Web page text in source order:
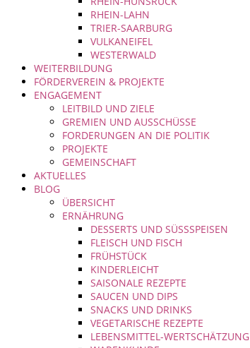
RHEIN-LAHN
TRIER-SAARBURG
VULKANEIFEL
WESTERWALD
WEITERBILDUNG
FÖRDERVEREIN & PROJEKTE
ENGAGEMENT
LEITBILD UND ZIELE
GREMIEN UND AUSSCHÜSSE
FORDERUNGEN AN DIE POLITIK
PROJEKTE
GEMEINSCHAFT
AKTUELLES
BLOG
ÜBERSICHT
ERNÄHRUNG
DESSERTS UND SÜSSSPEISEN
FLEISCH UND FISCH
FRÜHSTÜCK
KINDERLEICHT
SAISONALE REZEPTE
SAUCEN UND DIPS
SNACKS UND DRINKS
VEGETARISCHE REZEPTE
LEBENSMITTEL-WERTSCHÄTZUNG